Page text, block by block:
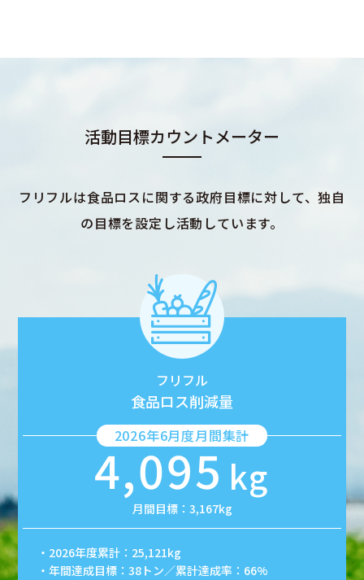
活動目標カウントメーター
フリフルは食品ロスに関する政府目標に対して、独自
の目標を設定し活動しています。
フリフル
食品ロス削減量
2026年6月度月間集計
4,095kg
月間目標：3,167kg
・2026年度累計：25,121kg
・年間達成目標：38トン／累計達成率：66%